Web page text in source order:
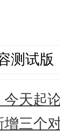
测试版
今天起
增三个